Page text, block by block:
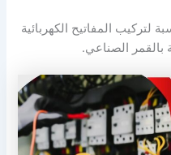
لتركيب المفاتيح الكهربائية
بالقمر الصناعي.